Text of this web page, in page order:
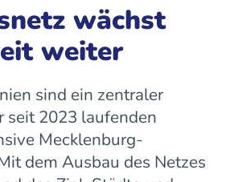
wächst
weiter
sind ein zentraler
seit 2023 laufenden
Mecklenburg-
dem Ausbau des Netzes